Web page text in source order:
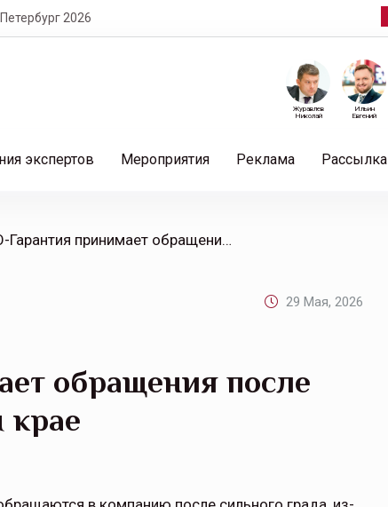
2026
Ильин
Евгений
Журавлев
Николай
экспертов Мероприятия Реклама Рассылка
/ РЕСО-Гарантия принимает обращения после града в Ставропольском крае
29 Мая, 2026
обращения после
крае